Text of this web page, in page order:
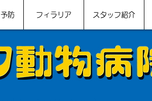
防 フィラリア スタッフ紹介